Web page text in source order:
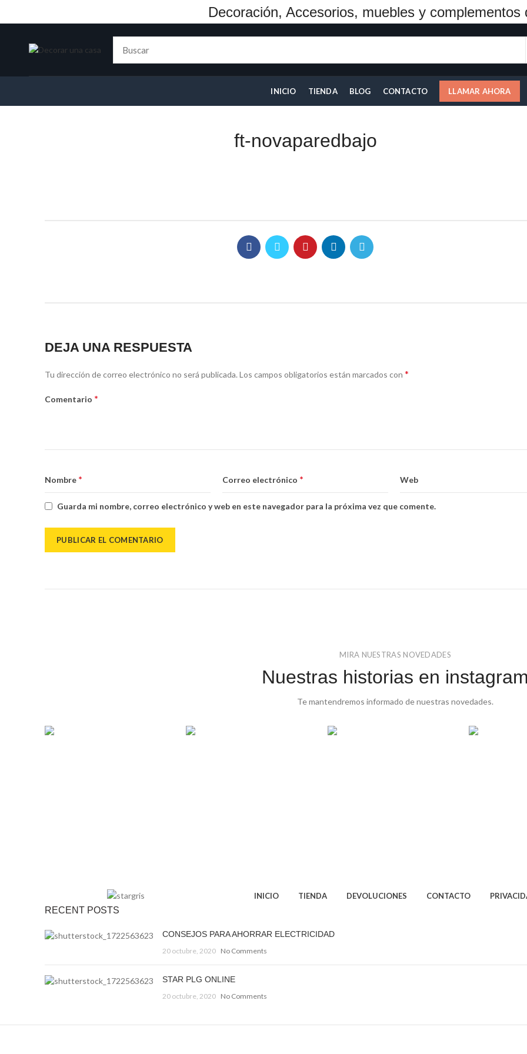
Decoración, Accesorios, muebles y complementos
INICIO TIENDA BLOG CONTACTO LLAMAR AHORA
ft-novaparedbajo
DEJA UNA RESPUESTA
Tu dirección de correo electrónico no será publicada.Los campos obligatorios están marcados con *
Comentario *
Nombre * Correo electrónico * Web
Guarda mi nombre, correo electrónico y web en este navegador para la próxima vez que comente.
MIRA NUESTRAS NOVEDADES
Nuestras historias en
Te mantendremos informado de nuestras novedades.
INICIO TIENDA DEVOLUCIONES CONTACTO
RECENT POSTS
CONSEJOS PARA AHORRAR ELECTRICIDAD
20 octubre, 2020 No Comments
STAR PLG ONLINE
20 octubre, 2020 No Comments